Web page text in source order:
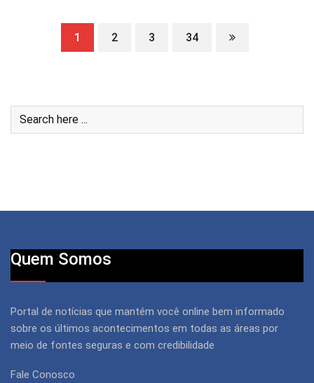
1 2 3 34
Quem Somos
Portal de notícias que mantém você online bem informado
sobre os últimos acontecimentos em todas as áreas por
meio de fontes seguras e com credibilidade
Fale Conosco